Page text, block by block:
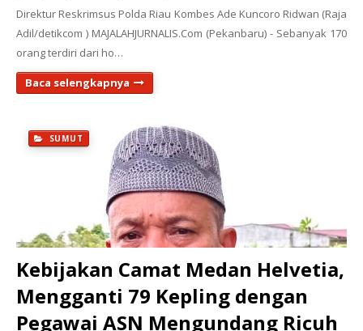
Direktur Reskrimsus Polda Riau Kombes Ade Kuncoro Ridwan (Raja
Adil/detikcom ) MAJALAHJURNALIS.Com (Pekanbaru) - Sebanyak 170
orang terdiri dari ho…
Baca selengkapnya
SUMUT
Kebijakan Camat Medan Helvetia,
Mengganti 79 Kepling dengan
Pegawai ASN Mengundang Ricuh